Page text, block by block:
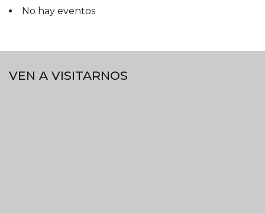
No hay eventos
VEN A VISITARNOS